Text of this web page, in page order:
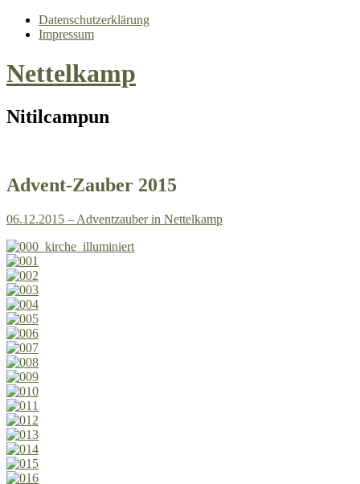
Datenschutzerklärung
Impressum
Nettelkamp
Nitilcampun
Advent-Zauber 2015
06.12.2015 – Adventzauber in Nettelkamp